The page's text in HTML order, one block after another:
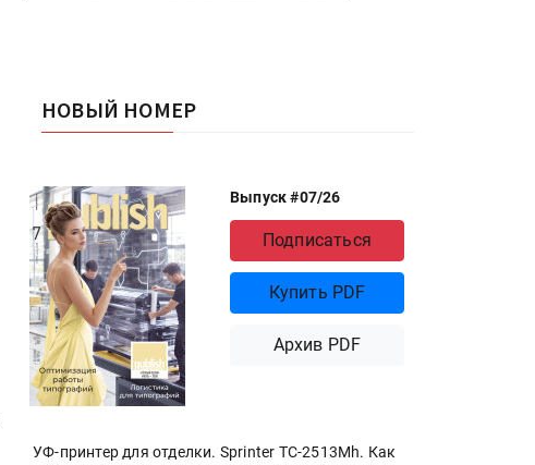
НОВЫЙ НОМЕР
Выпуск #07/26
Подписаться
Купить PDF
Архив PDF
УФ-принтер для отделки. Sprinter ТС-2513Mh. Как